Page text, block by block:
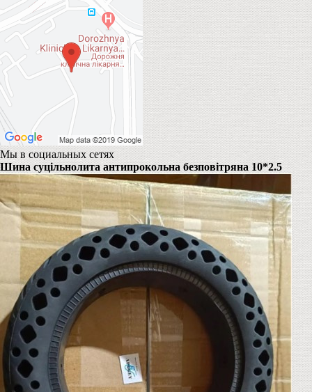
Мы в социальных сетях
Шина суцільнолита антипрокольна безповітряна 10*2.5